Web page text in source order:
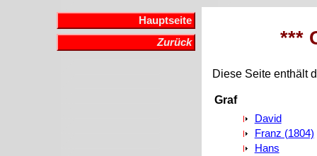
Hauptseite
Zurück
***
Diese Seite enthält
Graf
David
Franz (1804)
Hans